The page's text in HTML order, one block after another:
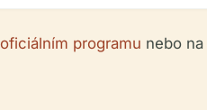
oficiálním programu nebo na